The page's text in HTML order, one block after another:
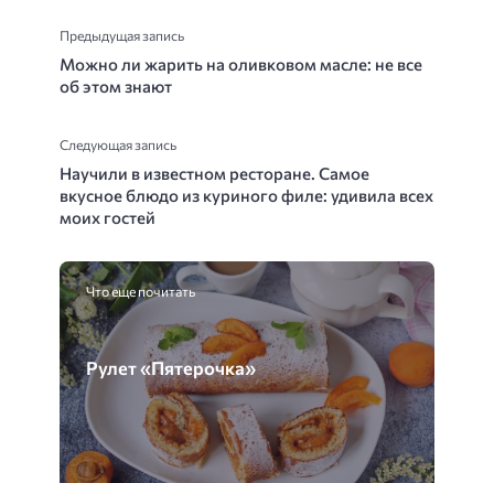
Предыдущая запись
Можно ли жарить на оливковом масле: не все
об этом знают
Следующая запись
Научили в известном ресторане. Самое
вкусное блюдо из куриного филе: удивила всех
моих гостей
Что еще почитать
Рулет «Пятерочка»